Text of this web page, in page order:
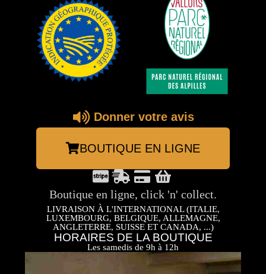
Donner votre avis
BOUTIQUE EN LIGNE
Boutique en ligne, click 'n' collect.
LIVRAISON À L'INTERNATIONAL (ITALIE,
LUXEMBOURG, BELGIQUE, ALLEMAGNE,
ANGLETERRE, SUISSE ET CANADA, ...)
HORAIRES DE LA BOUTIQUE
Les samedis de 9h à 12h